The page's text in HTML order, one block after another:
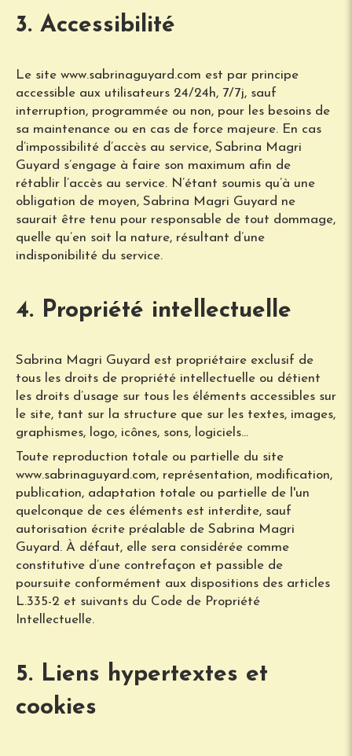
3. Accessibilité
Le site www.sabrinaguyard.com est par principe
accessible aux utilisateurs 24/24h, 7/7j, sauf
interruption, programmée ou non, pour les besoins de
sa maintenance ou en cas de force majeure. En cas
d’impossibilité d’accès au service, Sabrina Magri
Guyard s’engage à faire son maximum afin de
rétablir l’accès au service. N’étant soumis qu’à une
obligation de moyen, Sabrina Magri Guyard ne
saurait être tenu pour responsable de tout dommage,
quelle qu’en soit la nature, résultant d’une
indisponibilité du service.
4. Propriété intellectuelle
Sabrina Magri Guyard est propriétaire exclusif de
tous les droits de propriété intellectuelle ou détient
les droits d’usage sur tous les éléments accessibles sur
le site, tant sur la structure que sur les textes, images,
graphismes, logo, icônes, sons, logiciels…
Toute reproduction totale ou partielle du site
www.sabrinaguyard.com, représentation, modification,
publication, adaptation totale ou partielle de l'un
quelconque de ces éléments est interdite, sauf
autorisation écrite préalable de Sabrina Magri
Guyard. À défaut, elle sera considérée comme
constitutive d’une contrefaçon et passible de
poursuite conformément aux dispositions des articles
L.335-2 et suivants du Code de Propriété
Intellectuelle.
5. Liens hypertextes et
cookies